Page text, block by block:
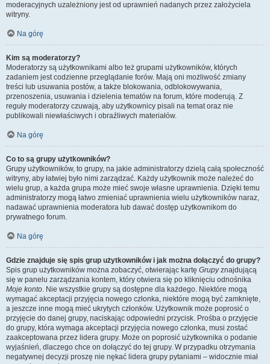
moderacyjnych uzależniony jest od uprawnień nadanych przez założyciela
witryny.
Na górę
Kim są moderatorzy?
Moderatorzy są użytkownikami albo też grupami użytkowników, których
zadaniem jest codzienne przeglądanie forów. Mają oni możliwość zmiany
treści lub usuwania postów, a także blokowania, odblokowywania,
przenoszenia, usuwania i dzielenia tematów na forum, które moderują. Z
reguły moderatorzy czuwają, aby użytkownicy pisali na temat oraz nie
publikowali niewłaściwych i obraźliwych materiałów.
Na górę
Co to są grupy użytkowników?
Grupy użytkowników, to grupy, na jakie administratorzy dzielą całą społeczność
witryny, aby łatwiej było nimi zarządzać. Każdy użytkownik może należeć do
wielu grup, a każda grupa może mieć swoje własne uprawnienia. Dzięki temu
administratorzy mogą łatwo zmieniać uprawnienia wielu użytkowników naraz,
nadawać uprawnienia moderatora lub dawać dostęp użytkownikom do
prywatnego forum.
Na górę
Gdzie znajduje się spis grup użytkowników i jak można dołączyć do grupy?
Spis grup użytkowników można zobaczyć, otwierając kartę Grupyznajdującą
się w panelu zarządzania kontem, który otwiera się po kliknięciu odnośnika
Moje konto. Nie wszystkie grupy są dostępne dla każdego. Niektóre mogą
wymagać akceptacji przyjęcia nowego członka, niektóre mogą być zamknięte,
a jeszcze inne mogą mieć ukrytych członków. Użytkownik może poprosić o
przyjęcie do danej grupy, naciskając odpowiedni przycisk. Prośba o przyjęcie
do grupy, która wymaga akceptacji przyjęcia nowego członka, musi zostać
zaakceptowana przez lidera grupy. Może on poprosić użytkownika o podanie
wyjaśnień, dlaczego chce on dołączyć do tej grupy. W przypadku otrzymania
negatywnej decyzji proszę nie nękać lidera grupy pytaniami – widocznie miał